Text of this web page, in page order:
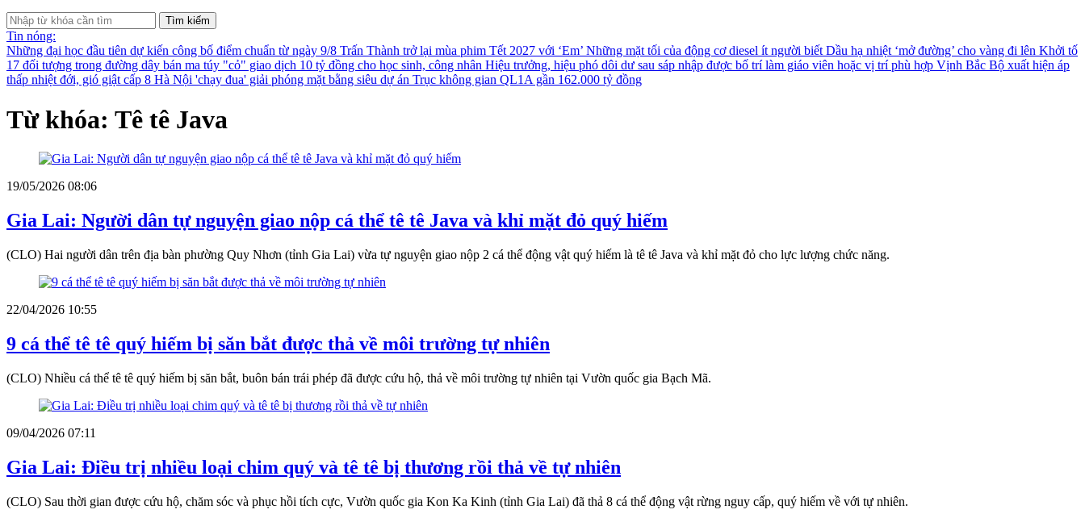
Tìm kiếm
Tin nóng:
Những đại học đầu tiên dự kiến công bố điểm chuẩn từ ngày 9/8 Trấn Thành trở lại mùa phim Tết 2027 với ‘Em’ Những mặt tối của động cơ diesel ít người biếtDầu hạ nhiệt ‘mở đường’ cho vàng đi lên Khởi tố
17 đối tượng trong đường dây bán ma túy "cỏ" giao dịch 10 tỷ đồng cho học sinh, công nhân Hiệu trưởng, hiệu phó dôi dư sau sáp nhập được bố trí làm giáo viên hoặc vị trí phù hợp Vịnh Bắc Bộ xuất hiện áp
thấp nhiệt đới, gió giật cấp 8 Hà Nội 'chạy đua' giải phóng mặt bằng siêu dự án Trục không gian QL1A gần 162.000 tỷ đồng
Từ khóa: Tê tê Java
19/05/2026 08:06
Gia Lai: Người dân tự nguyện giao nộp cá thể tê tê Java và khỉ mặt đỏ quý hiếm
(CLO) Hai người dân trên địa bàn phường Quy Nhơn (tỉnh Gia Lai) vừa tự nguyện giao nộp 2 cá thể động vật quý hiếm là tê tê Java và khỉ mặt đỏ cho lực lượng chức năng.
22/04/2026 10:55
9 cá thể tê tê quý hiếm bị săn bắt được thả về môi trường tự nhiên
(CLO) Nhiều cá thể tê tê quý hiếm bị săn bắt, buôn bán trái phép đã được cứu hộ, thả về môi trường tự nhiên tại Vườn quốc gia Bạch Mã.
09/04/2026 07:11
Gia Lai: Điều trị nhiều loại chim quý và tê tê bị thương rồi thả về tự nhiên
(CLO) Sau thời gian được cứu hộ, chăm sóc và phục hồi tích cực, Vườn quốc gia Kon Ka Kinh (tỉnh Gia Lai) đã thả 8 cá thể động vật rừng nguy cấp, quý hiếm về với tự nhiên.